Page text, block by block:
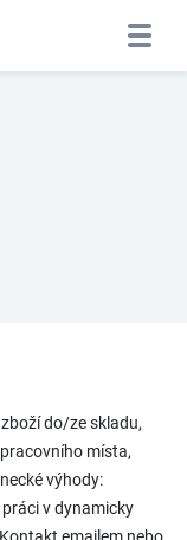
do/ze skladu,
místa,
výhody:
v dynamicky